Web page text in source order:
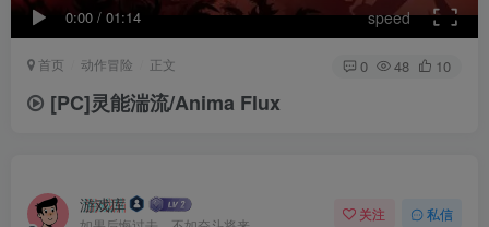
0:00 / 01:14 speed
首页 动作冒险 正文 0 48 10
[PC]灵能湍流/Anima Flux
游戏库 关注 私信